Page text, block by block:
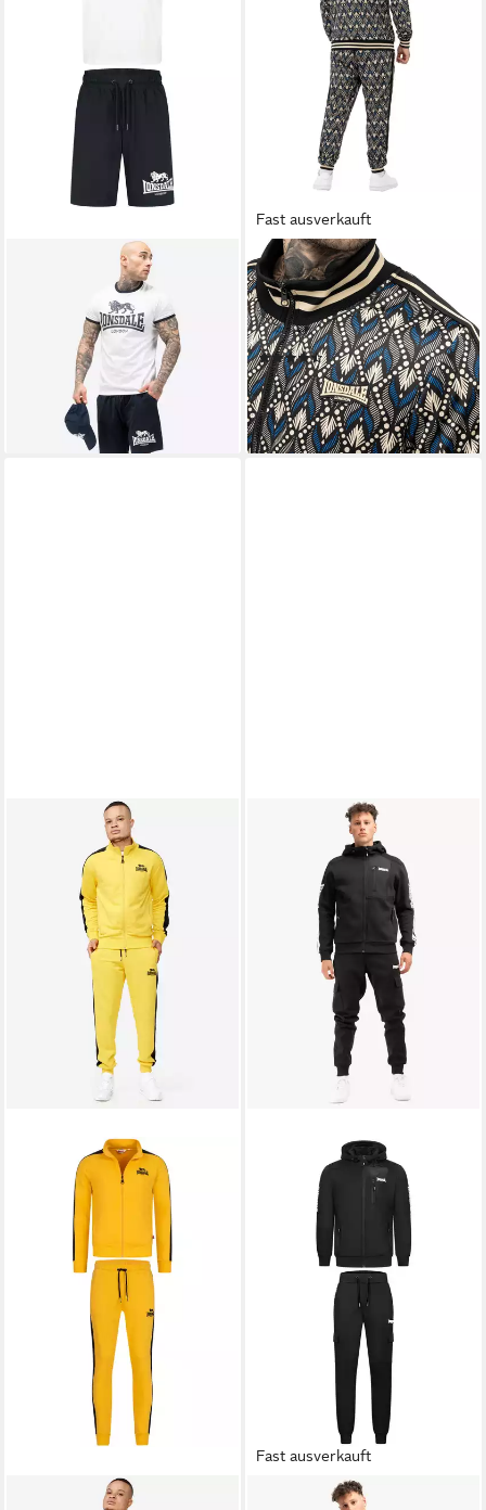
Trainingsanzug MAIST
lieferbar - in 2-3 Werktagen bei dir
Fast ausverkauft
LONSDALE
Jogginganzug Lonsdale Slimfit
Trainingsanzug Rendale,
Interlock + Allover print
(7)
ab 96,79 € UVP119,00 €
-19%
lieferbar - in 2-3 Werktagen bei dir
Fast ausverkauft